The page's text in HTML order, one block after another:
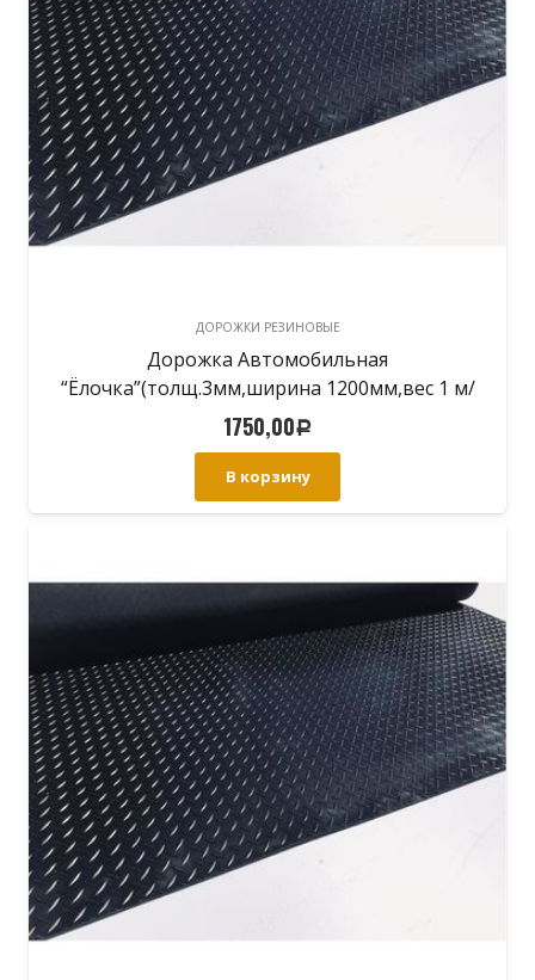
ДОРОЖКИ РЕЗИНОВЫЕ
Дорожка Автомобильная
“Ёлочка”(толщ.3мм,ширина 1200мм,вес 1 м/
п-4.50кг)
1750,00Р
В корзину